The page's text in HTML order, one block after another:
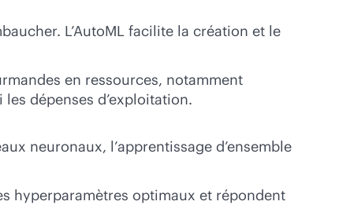
L’AutoML facilite la création et le
en ressources, notamment
dépenses d’exploitation.
neuronaux, l’apprentissage d’ensemble
hyperparamètres optimaux et répondent